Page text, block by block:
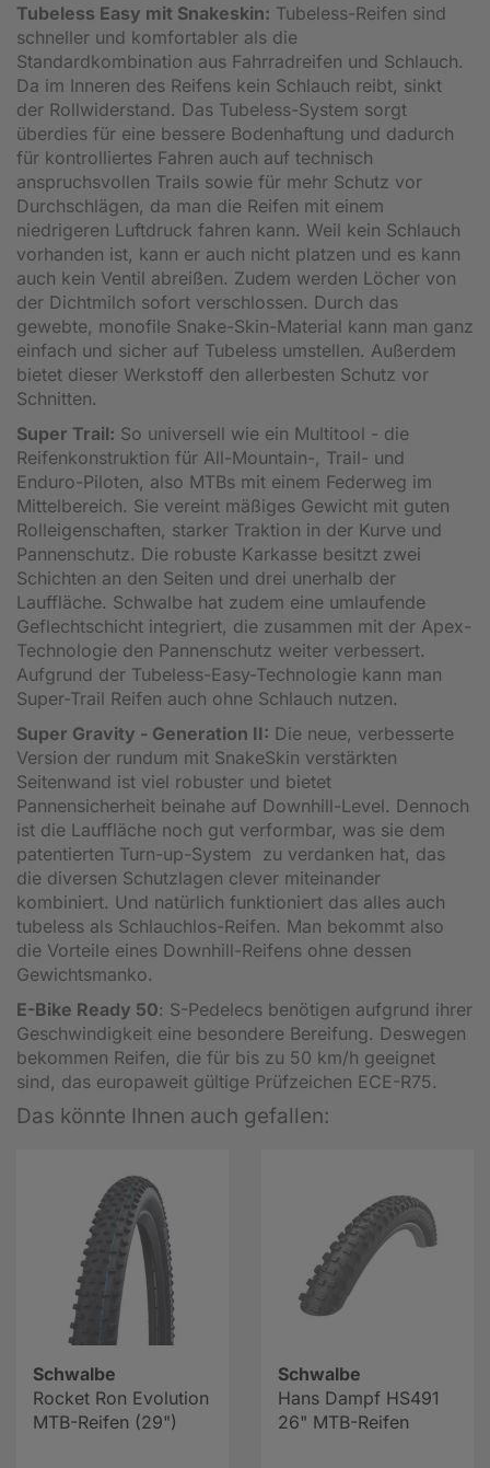
Tubeless Easy mit Snakeskin: Tubeless-Reifen sind
schneller und komfortabler als die
Standardkombination aus Fahrradreifen und Schlauch.
Da im Inneren des Reifens kein Schlauch reibt, sinkt
der Rollwiderstand. Das Tubeless-System sorgt
überdies für eine bessere Bodenhaftung und dadurch
für kontrolliertes Fahren auch auf technisch
anspruchsvollen Trails sowie für mehr Schutz vor
Durchschlägen, da man die Reifen mit einem
niedrigeren Luftdruck fahren kann. Weil kein Schlauch
vorhanden ist, kann er auch nicht platzen und es kann
auch kein Ventil abreißen. Zudem werden Löcher von
der Dichtmilch sofort verschlossen. Durch das
gewebte, monofile Snake-Skin-Material kann man ganz
einfach und sicher auf Tubeless umstellen. Außerdem
bietet dieser Werkstoff den allerbesten Schutz vor
Schnitten.
Super Trail: So universell wie ein Multitool - die
Reifenkonstruktion für All-Mountain-, Trail- und
Enduro-Piloten, also MTBs mit einem Federweg im
Mittelbereich. Sie vereint mäßiges Gewicht mit guten
Rolleigenschaften, starker Traktion in der Kurve und
Pannenschutz. Die robuste Karkasse besitzt zwei
Schichten an den Seiten und drei unerhalb der
Lauffläche. Schwalbe hat zudem eine umlaufende
Geflechtschicht integriert, die zusammen mit der Apex-
Technologie den Pannenschutz weiter verbessert.
Aufgrund der Tubeless-Easy-Technologie kann man
Super-Trail Reifen auch ohne Schlauch nutzen.
Super Gravity - Generation II: Die neue, verbesserte
Version der rundum mit SnakeSkin verstärkten
Seitenwand ist viel robuster und bietet
Pannensicherheit beinahe auf Downhill-Level. Dennoch
ist die Lauffläche noch gut verformbar, was sie dem
patentierten Turn-up-System zu verdanken hat, das
die diversen Schutzlagen clever miteinander
kombiniert. Und natürlich funktioniert das alles auch
tubeless als Schlauchlos-Reifen. Man bekommt also
die Vorteile eines Downhill-Reifens ohne dessen
Gewichtsmanko.
E-Bike Ready 50: S-Pedelecs benötigen aufgrund ihrer
Geschwindigkeit eine besondere Bereifung. Deswegen
bekommen Reifen, die für bis zu 50 km/h geeignet
sind, das europaweit gültige Prüfzeichen ECE-R75.
Das könnte Ihnen auch gefallen:
Schwalbe
Rocket Ron Evolution
MTB-Reifen (29")
Schwalbe
Hans Dampf HS491
26" MTB-Reifen